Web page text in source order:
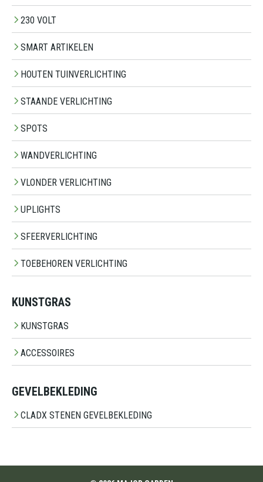
230 VOLT
SMART ARTIKELEN
HOUTEN TUINVERLICHTING
STAANDE VERLICHTING
SPOTS
WANDVERLICHTING
VLONDER VERLICHTING
UPLIGHTS
SFEERVERLICHTING
TOEBEHOREN VERLICHTING
KUNSTGRAS
KUNSTGRAS
ACCESSOIRES
GEVELBEKLEDING
CLADX STENEN GEVELBEKLEDING